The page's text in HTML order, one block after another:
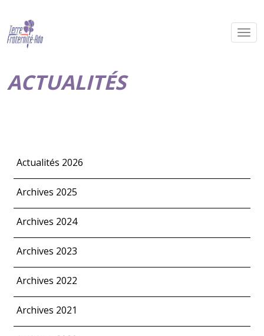
ACTUALITÉS
Actualités 2026
Archives 2025
Archives 2024
Archives 2023
Archives 2022
Archives 2021